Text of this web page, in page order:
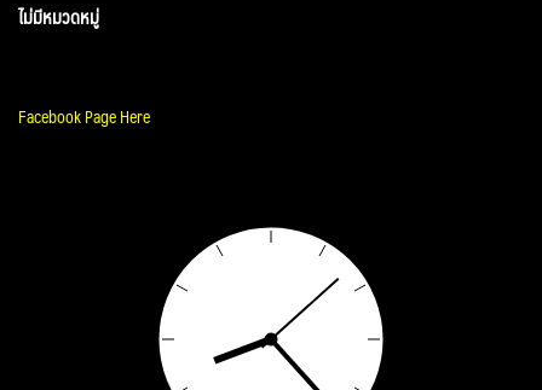
ไม่มีหมวดหมู่
Facebook Page Here